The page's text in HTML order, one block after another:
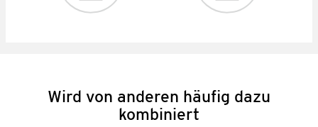
Wird von anderen häufig dazu
kombiniert